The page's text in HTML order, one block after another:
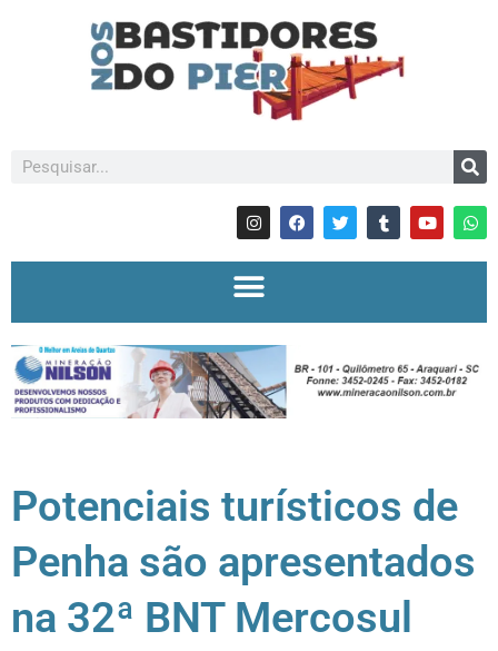
Potenciais turísticos de
Penha são apresentados
na 32ª BNT Mercosul